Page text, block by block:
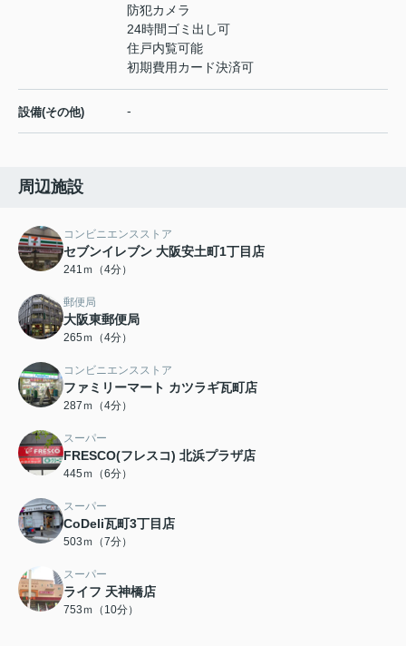
防犯カメラ
24時間ゴミ出し可
住戸内覧可能
初期費用カード決済可
設備(その他) -
周辺施設
コンビニエンスストア
セブンイレブン 大阪安土町1丁目店
241ｍ（4分）
郵便局
大阪東郵便局
265ｍ（4分）
コンビニエンスストア
ファミリーマート カツラギ瓦町店
287ｍ（4分）
スーパー
FRESCO(フレスコ) 北浜プラザ店
445ｍ（6分）
スーパー
CoDeli瓦町3丁目店
503ｍ（7分）
スーパー
ライフ 天神橋店
753ｍ（10分）